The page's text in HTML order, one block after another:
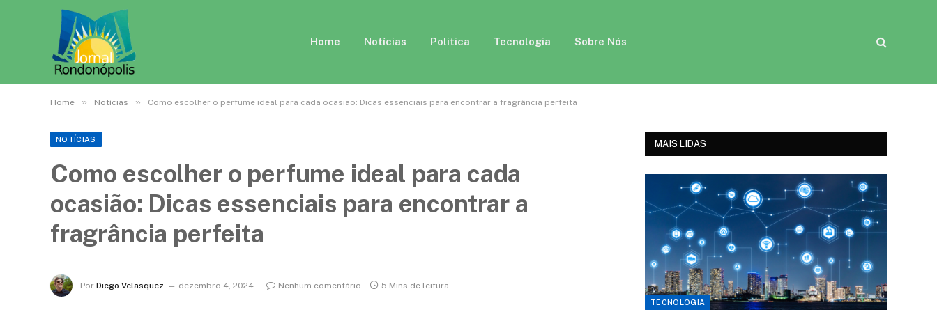
Home Notícias Politica Tecnologia Sobre Nós
Home » Notícias » Como escolher o perfume ideal para cada ocasião: Dicas essenciais para encontrar a fragrância perfeita
NOTÍCIAS
Como escolher o perfume ideal para cada
ocasião: Dicas essenciais para encontrar a
fragrância perfeita
Por Diego Velasquez dezembro 4, 2024 Nenhum comentário 5 Mins de leitura
MAIS LIDAS
TECNOLOGIA